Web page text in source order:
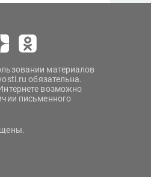
материалов
обязательна.
возможно
письменного